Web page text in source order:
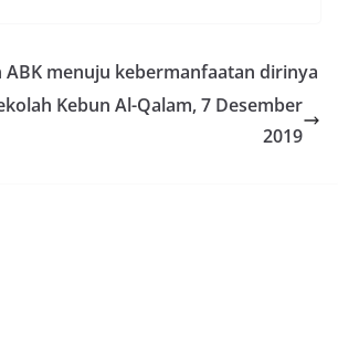
menuju kebermanfaatan dirinya
Kebun Al-Qalam, 7 Desember
2019